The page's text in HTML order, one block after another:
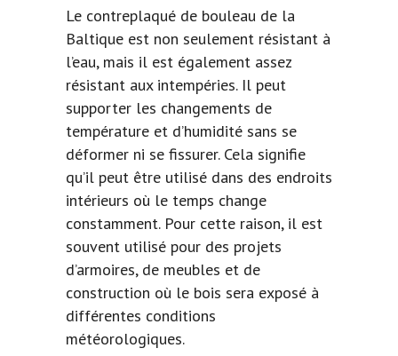
Le contreplaqué de bouleau de la
Baltique est non seulement résistant à
l’eau, mais il est également assez
résistant aux intempéries. Il peut
supporter les changements de
température et d’humidité sans se
déformer ni se fissurer. Cela signifie
qu’il peut être utilisé dans des endroits
intérieurs où le temps change
constamment. Pour cette raison, il est
souvent utilisé pour des projets
d’armoires, de meubles et de
construction où le bois sera exposé à
différentes conditions
météorologiques.